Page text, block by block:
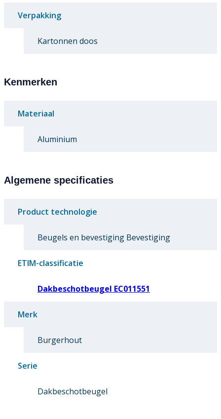
Verpakking
Kartonnen doos
Kenmerken
Materiaal
Aluminium
Algemene specificaties
Product technologie
Beugels en bevestiging Bevestiging
ETIM-classificatie
Dakbeschotbeugel EC011551
Merk
Burgerhout
Serie
Dakbeschotbeugel